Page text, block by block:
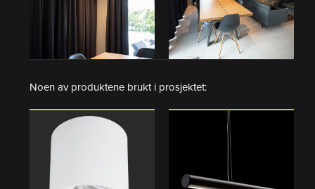
Noen av produktene brukt i prosjektet:
PRODUKTSIDE